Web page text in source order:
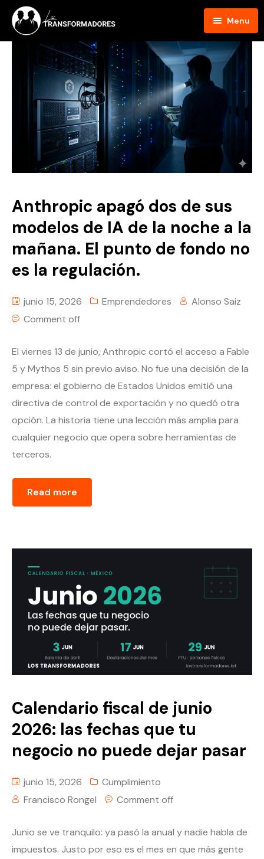
Menu
Inicio
Blog
Podcast
Hosts
Contacto
Anthropic apagó dos de sus
modelos de IA de la noche a la
mañana. El punto de fondo no
es la regulación.
junio 15, 2026 Emprendedores
Alonso Saiz
Comment off
El viernes 13 de junio, Anthropic cortó el acceso a Fable
5 y Mythos 5 sin previo aviso. No fue una decisión de la
empresa: el gobierno de Estados Unidos emitió una
directiva de control de exportación y no quedó otra
opción. La historia tiene una lección más amplia para
cualquier negocio que opera sobre herramientas de
terceros.
Read more
Calendario fiscal de junio
2026: las fechas que tu
negocio no puede dejar pasar
junio 15, 2026
Cumplimiento
Francisco Rongel
Comment off
Junio se ve tranquilo: ya pasó la anual y nadie habla de
impuestos. Justo por eso es el mes en que más gente